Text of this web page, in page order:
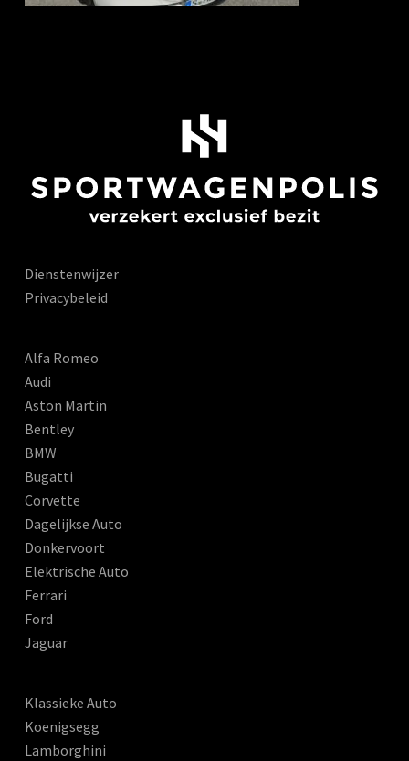
Dienstenwijzer
Privacybeleid
Alfa Romeo
Audi
Aston Martin
Bentley
BMW
Bugatti
Corvette
Dagelijkse Auto
Donkervoort
Elektrische Auto
Ferrari
Ford
Jaguar
Klassieke Auto
Koenigsegg
Lamborghini